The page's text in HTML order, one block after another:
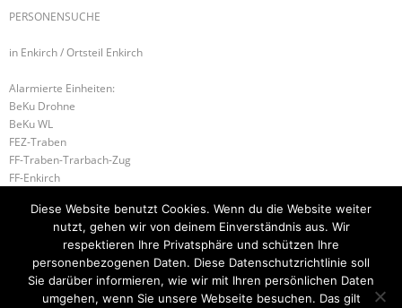
PERSONENSUCHE
in Enkirch / Ortsteil Enkirch
Alarmierte Einheiten:
BeKu Drohne
BeKu WL
FEZ-Traben
FF-Traben-Trarbach-Zug
FF-Enkirch
Führungsstaffel-Tra-Tra
RHS Führung (LK BKS-WIL)
B-2 RAUCHWARNMELDER B-2 BRANDMELDEANLAGE
Diese Website benutzt Cookies. Wenn du die Website weiter
nutzt, gehen wir von deinem Einverständnis aus. Wir
respektieren Ihre Privatsphäre und schützen Ihre
personenbezogenen Daten. Diese Datenschutzrichtlinie soll
Sie darüber informieren, wie wir mit Ihren persönlichen Daten
umgehen, wenn Sie unsere Webseite besuchen. Das gilt